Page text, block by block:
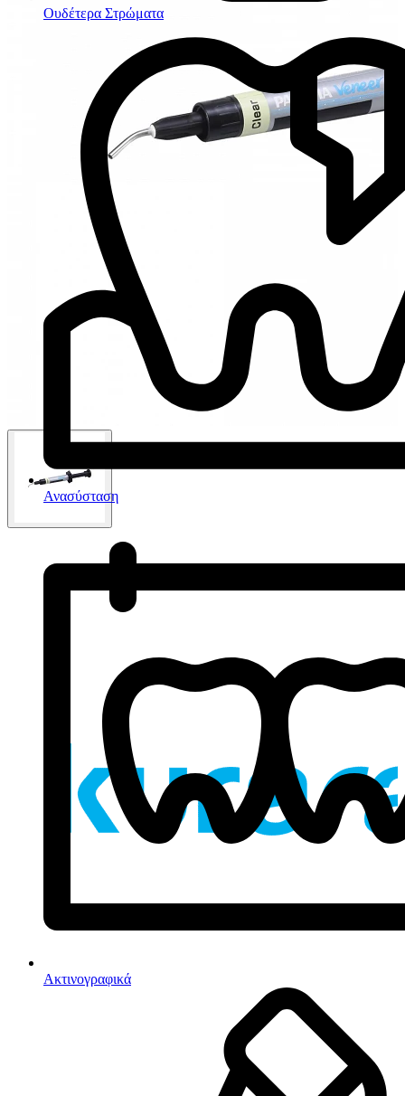
Ουδέτερα Στρώματα
Ανασύσταση
Ακτινογραφικά